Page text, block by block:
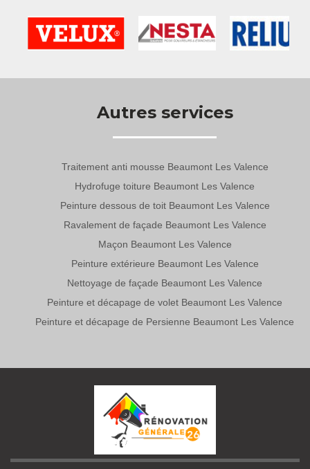
Autres services
Traitement anti mousse Beaumont Les Valence
Hydrofuge toiture Beaumont Les Valence
Peinture dessous de toit Beaumont Les Valence
Ravalement de façade Beaumont Les Valence
Maçon Beaumont Les Valence
Peinture extérieure Beaumont Les Valence
Nettoyage de façade Beaumont Les Valence
Peinture et décapage de volet Beaumont Les Valence
Peinture et décapage de Persienne Beaumont Les Valence